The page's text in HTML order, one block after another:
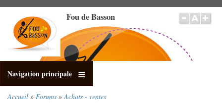
contenu
principal
Fou de Basson
Navigation principale
Accueil Forums Achats - ventes